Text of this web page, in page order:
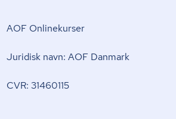
AOF Onlinekurser
Juridisk navn: AOF Danmark
CVR: 31460115